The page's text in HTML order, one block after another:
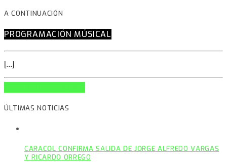
A CONTINUACIÓN
PROGRAMACIÓN MÚSICAL
[...]
ÚLTIMAS NOTICIAS
CARACOL CONFIRMA SALIDA DE JORGE ALFREDO VARGAS
Y RICARDO ORREGO